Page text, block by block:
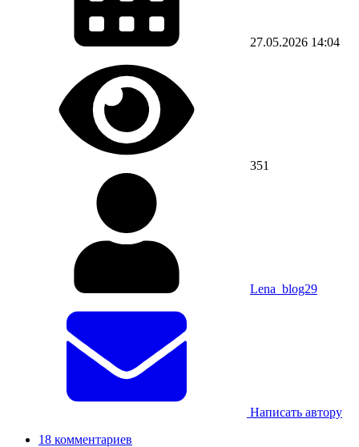
27.05.2026 14:04
351
Lena_blog29
Написать автору
18 комментариев